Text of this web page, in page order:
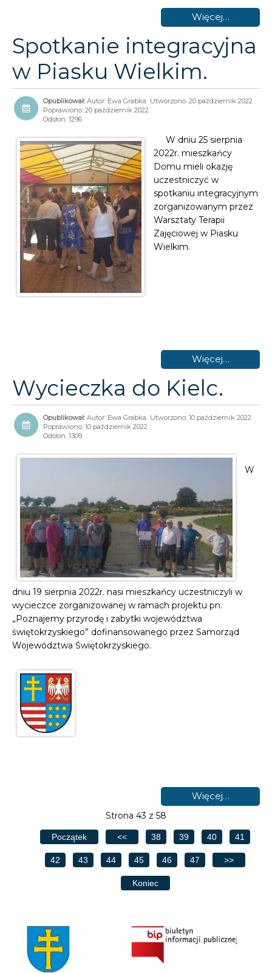
Więcej…
Spotkanie integracyjna
w Piasku Wielkim.
Autor: Ewa Grabka Utworzono: 20 październik 2022
Poprawiono: 20 październik 2022
Odsłon: 1296
W dniu 25 sierpnia
2022r. mieszkańcy
Domu mieli okazję
uczestniczyć w
spotkaniu integracyjnym
zorganizowanym przez
Warsztaty Terapii
Zajęciowej w Piasku
Wielkim.
Więcej…
Wycieczka do Kielc.
Autor: Ewa Grabka Utworzono: 10 październik 2022
Poprawiono: 10 październik 2022
Odsłon: 1309
W
dniu 19 sierpnia 2022r. nasi mieszkańcy uczestniczyli w
wycieczce zorganizowanej w ramach projektu pn.
„Poznajemy przyrodę i zabytki województwa
świętokrzyskiego” dofinansowanego przez Samorząd
Województwa Świętokrzyskiego.
Więcej…
Strona 43 z 58
Początek << 38 39 40 41
42 43 44 45 46 47 >>
Koniec